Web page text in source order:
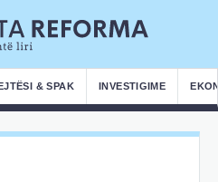
& SPAK INVESTIGIME